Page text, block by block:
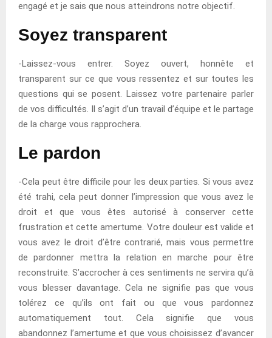
engagé et je sais que nous atteindrons notre objectif.
Soyez transparent
-Laissez-vous entrer. Soyez ouvert, honnête et
transparent sur ce que vous ressentez et sur toutes les
questions qui se posent. Laissez votre partenaire parler
de vos difficultés. Il s’agit d’un travail d’équipe et le partage
de la charge vous rapprochera.
Le pardon
-Cela peut être difficile pour les deux parties. Si vous avez
été trahi, cela peut donner l’impression que vous avez le
droit et que vous êtes autorisé à conserver cette
frustration et cette amertume. Votre douleur est valide et
vous avez le droit d’être contrarié, mais vous permettre
de pardonner mettra la relation en marche pour être
reconstruite. S’accrocher à ces sentiments ne servira qu’à
vous blesser davantage. Cela ne signifie pas que vous
tolérez ce qu’ils ont fait ou que vous pardonnez
automatiquement tout. Cela signifie que vous
abandonnez l’amertume et que vous choisissez d’avancer